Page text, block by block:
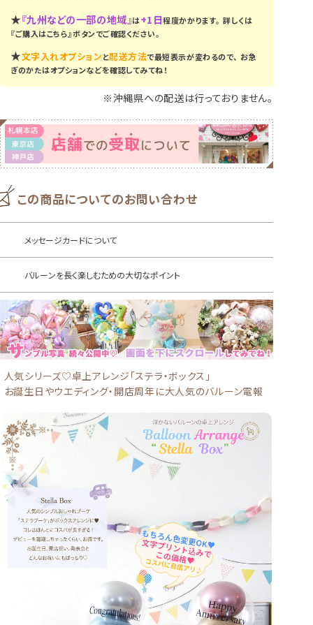
★『九州などの一部の地域』は+1日程度かかります。 詳しくは
『ご購入はこちら』ボタンでご確認ください。
★文字入れオプションと配送方法で最短表示が変わるので、 お急
ぎのかたはオプションなどを確認してみてね！
※沖縄県への配送は行っておりません。
この商品についてのお問い合わせ
メッセージカードについて
バルーンを長く楽しむための大切なポイント
人気シリーズ♡卓上アレンジ「ステラ・ボックス」
お誕生日やウエディング・開店周年に大人気のバルーン電報